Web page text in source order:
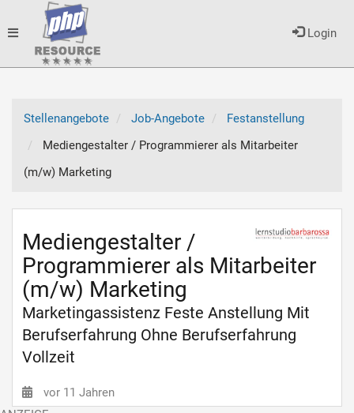
Login
Toggle
Stellenangebote
Job-Angebote
Festanstellung
Mediengestalter / Programmierer als Mitarbeiter
(m/w) Marketing
Mediengestalter /
Programmierer als Mitarbeiter
(m/w) Marketing
Marketingassistenz Feste Anstellung Mit
Berufserfahrung Ohne Berufserfahrung
Vollzeit
vor 11 Jahren